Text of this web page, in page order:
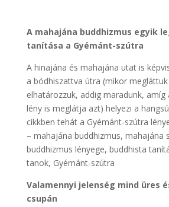
A mahajána buddhizmus egyik
tanítása a Gyémánt-szútra
A hinajána és mahajána utat is
a bódhiszattva útra (mikor
elhatározzuk, addig maradunk,
lény is meglátja azt) helyezi a
cikkben tehát a Gyémánt-szútra
– mahajána buddhizmus, mahajána
buddhizmus lényege, buddhista
tanok, Gyémánt-szútra
Valamennyi jelenség mind üres
csupán